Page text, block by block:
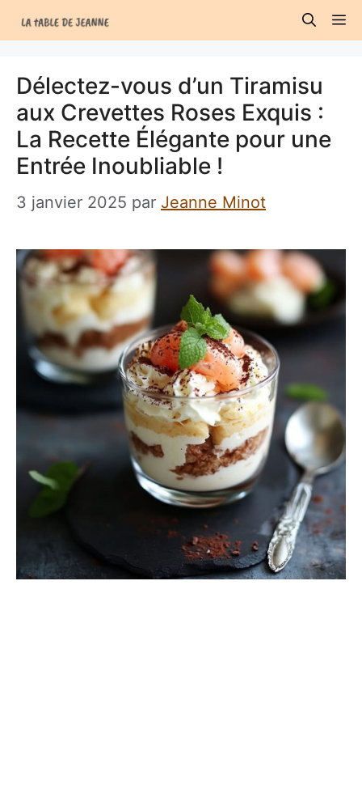
au
Délectez-vous d’un Tiramisu
aux Crevettes Roses Exquis :
La Recette Élégante pour une
Entrée Inoubliable !
3 janvier 2025 par Jeanne Minot